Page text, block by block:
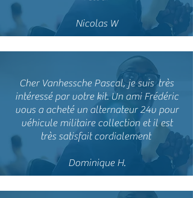
Nicolas W
Cher Vanhessche Pascal, je suis très
intéressé par votre kit. Un ami Frédéric
vous a acheté un alternateur 24v pour
véhicule militaire collection et il est
très satisfait cordialement
Dominique H.